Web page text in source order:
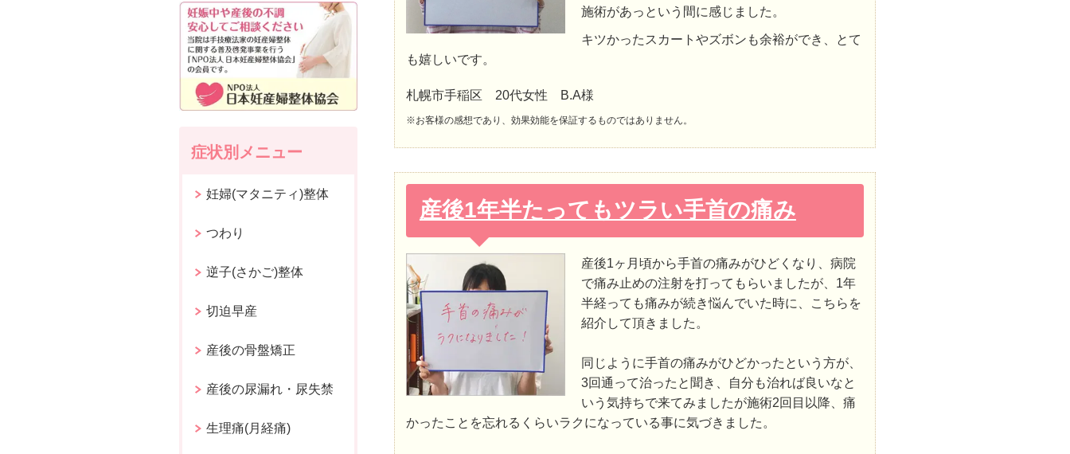
施術があっという間に感じました。
キツかったスカートやズボンも余裕ができ、とて
も嬉しいです。
札幌市手稲区 20代女性 B.A様
※お客様の感想であり、効果効能を保証するものではありません。
産後1年半たってもツラい手首の痛み
産後1ヶ月頃から手首の痛みがひどくなり、病院
で痛み止めの注射を打ってもらいましたが、1年
半経っても痛みが続き悩んでいた時に、こちらを
紹介して頂きました。
同じように手首の痛みがひどかったという方が、
3回通って治ったと聞き、自分も治れば良いなと
いう気持ちで来てみましたが施術2回目以降、痛
かったことを忘れるくらいラクになっている事に気づきました。
症状別メニュー
妊婦(マタニティ)整体
つわり
逆子(さかご)整体
切迫早産
産後の骨盤矯正
産後の尿漏れ・尿失禁
生理痛(月経痛)